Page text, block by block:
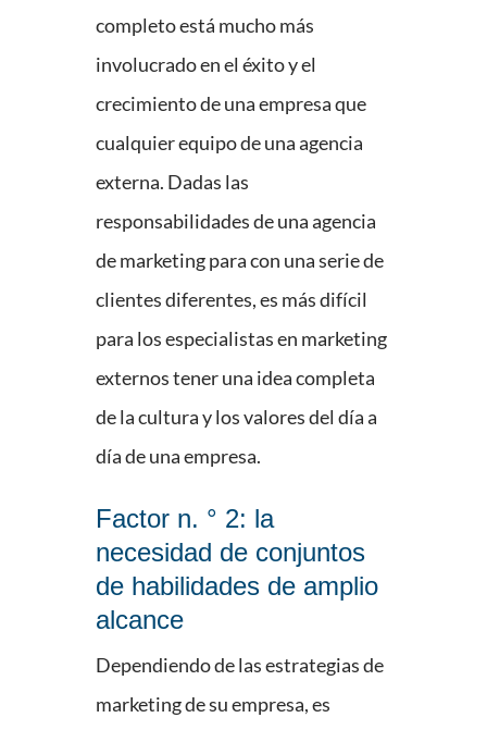
completo está mucho más
involucrado en el éxito y el
crecimiento de una empresa que
cualquier equipo de una agencia
externa. Dadas las
responsabilidades de una agencia
de marketing para con una serie de
clientes diferentes, es más difícil
para los especialistas en marketing
externos tener una idea completa
de la cultura y los valores del día a
día de una empresa.
Factor n. ° 2: la
necesidad de conjuntos
de habilidades de amplio
alcance
Dependiendo de las estrategias de
marketing de su empresa, es